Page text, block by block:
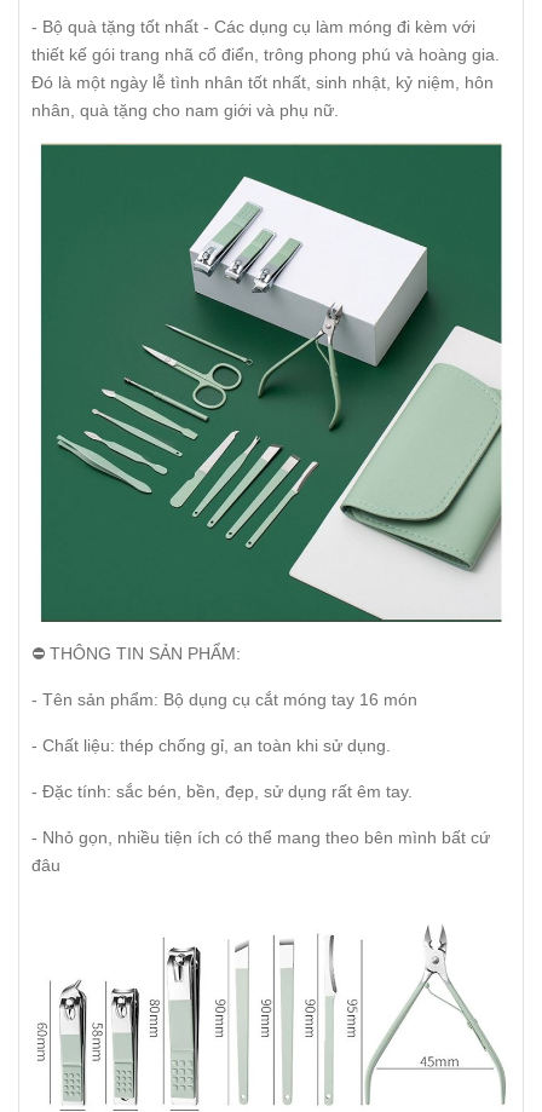
- Bộ quà tặng tốt nhất - Các dụng cụ làm móng đi kèm với
thiết kế gói trang nhã cổ điển, trông phong phú và hoàng gia.
Đó là một ngày lễ tình nhân tốt nhất, sinh nhật, kỷ niệm, hôn
nhân, quà tặng cho nam giới và phụ nữ.
⛔ THÔNG TIN SẢN PHẨM:
- Tên sản phẩm: Bộ dụng cụ cắt móng tay 16 món
- Chất liệu: thép chống gỉ, an toàn khi sử dụng.
- Đặc tính: sắc bén, bền, đẹp, sử dụng rất êm tay.
- Nhỏ gọn, nhiều tiện ích có thể mang theo bên mình bất cứ
đâu